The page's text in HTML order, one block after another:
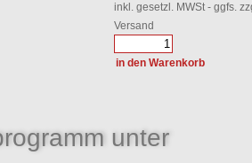
inkl. gesetzl. MWSt - ggfs.
Versand
unter